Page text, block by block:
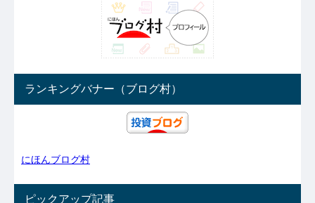
ランキングバナー（ブログ村）
にほんブログ村
ピックアップ記事